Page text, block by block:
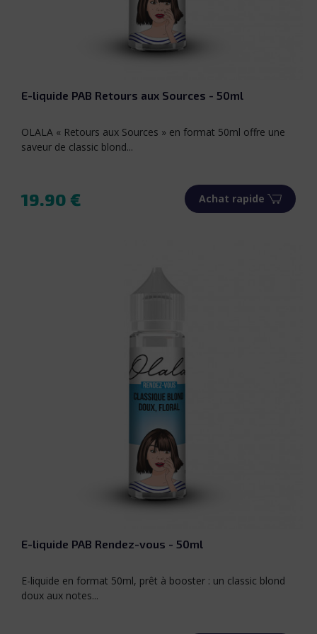
E-liquide PAB Retours aux Sources - 50ml
OLALA « Retours aux Sources » en format 50ml offre une
saveur de classic blond...
Prix
19.90 € Achat rapide
E-liquide PAB Rendez-vous - 50ml
E-liquide en format 50ml, prêt à booster : un classic blond
doux aux notes...